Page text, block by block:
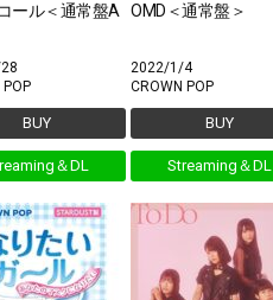
ール＜通常盤A
POP
BUY
＆DL
OMD＜通常盤＞
2022/1/4
CROWN POP
BUY
Streaming＆DL